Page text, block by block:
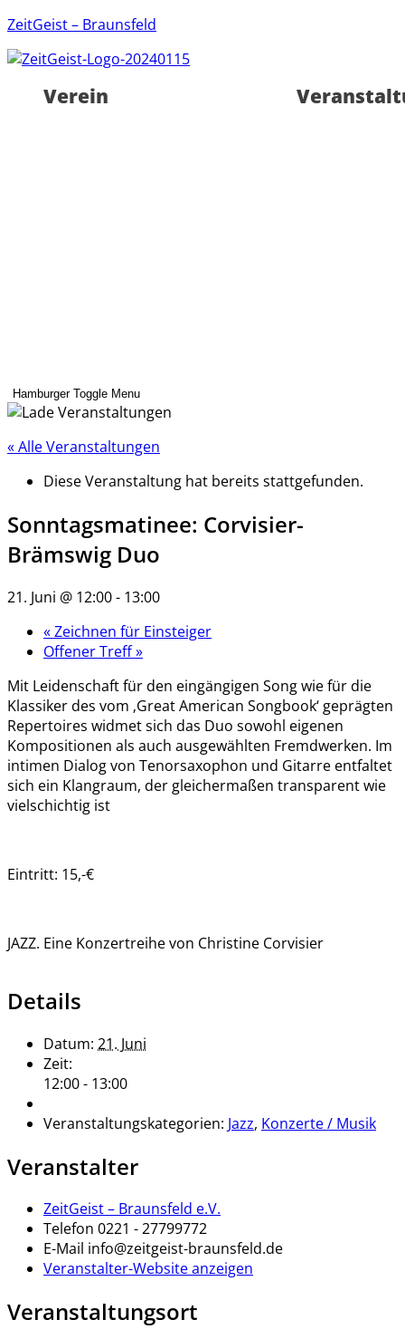
ZeitGeist – Braunsfeld
Verein
Hamburger Toggle Menu
« Alle Veranstaltungen
Diese Veranstaltung hat bereits stattgefunden.
Sonntagsmatinee: Corvisier-
Brämswig Duo
21. Juni @ 12:00- 13:00
«Zeichnen für Einsteiger
Offener Treff»
Mit Leidenschaft für den eingängigen Song wie für die
Klassiker des vom ‚Great American Songbook‘ geprägten
Repertoires widmet sich das Duo sowohl eigenen
Kompositionen als auch ausgewählten Fremdwerken. Im
intimen Dialog von Tenorsaxophon und Gitarre entfaltet
sich ein Klangraum, der gleichermaßen transparent wie
vielschichtig ist
Eintritt: 15,-€
JAZZ. Eine Konzertreihe von Christine Corvisier
Details
Datum: 21. Juni
Zeit:
12:00 - 13:00
Veranstaltungskategorien: Jazz, Konzerte / Musik
Veranstalter
ZeitGeist – Braunsfeld e.V.
Telefon 0221 - 27799772
E-Mail info@zeitgeist-braunsfeld.de
Veranstalter-Website anzeigen
Veranstaltungsort